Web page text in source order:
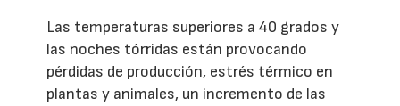
Las temperaturas superiores a 40 grados y
las noches tórridas están provocando
pérdidas de producción, estrés térmico en
plantas y animales, un incremento de las